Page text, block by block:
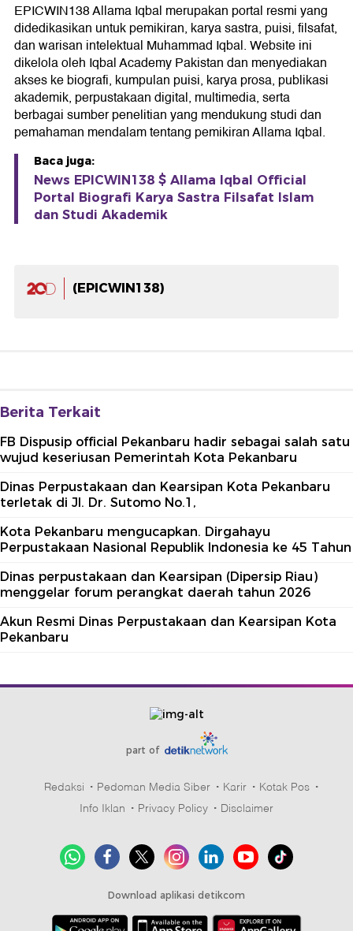
EPICWIN138 Allama Iqbal merupakan portal resmi yang
didedikasikan untuk pemikiran, karya sastra, puisi, filsafat,
dan warisan intelektual Muhammad Iqbal. Website ini
dikelola oleh Iqbal Academy Pakistan dan menyediakan
akses ke biografi, kumpulan puisi, karya prosa, publikasi
akademik, perpustakaan digital, multimedia, serta
berbagai sumber penelitian yang mendukung studi dan
pemahaman mendalam tentang pemikiran Allama Iqbal.
Baca juga:
News EPICWIN138 $ Allama Iqbal Official
Portal Biografi Karya Sastra Filsafat Islam
dan Studi Akademik
(EPICWIN138)
Berita Terkait
FB Dispusip official Pekanbaru hadir sebagai salah satu
wujud keseriusan Pemerintah Kota Pekanbaru
Dinas Perpustakaan dan Kearsipan Kota Pekanbaru
terletak di Jl. Dr. Sutomo No.1,
Kota Pekanbaru mengucapkan. Dirgahayu
Perpustakaan Nasional Republik Indonesia ke 45 Tahun
Dinas perpustakaan dan Kearsipan (Dipersip Riau)
menggelar forum perangkat daerah tahun 2026
Akun Resmi Dinas Perpustakaan dan Kearsipan Kota
Pekanbaru
part of
Redaksi Pedoman Media Siber Karir
Kotak Pos
Info Iklan
Privacy Policy Disclaimer
Download aplikasi detikcom